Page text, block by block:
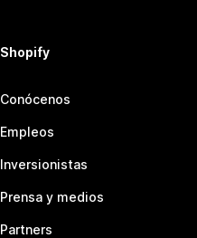
Shopify
Conócenos
Empleos
Inversionistas
Prensa y medios
Partners